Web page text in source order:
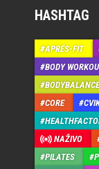
HASHTAG
APRÉS-FIT
BODY
BODYBALANCE
CORE
NAŽIVO
PILATES